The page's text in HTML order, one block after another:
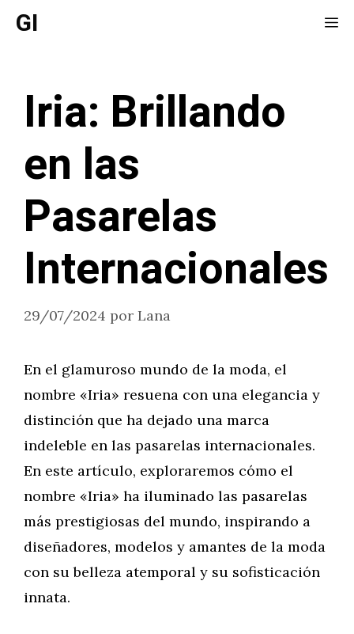
Saltar
GI
Iria: Brillando
en las
Pasarelas
Internacionales
29/07/2024 por Lana
En el glamuroso mundo de la moda, el
nombre «Iria» resuena con una elegancia y
distinción que ha dejado una marca
indeleble en las pasarelas internacionales.
En este artículo, exploraremos cómo el
nombre «Iria» ha iluminado las pasarelas
más prestigiosas del mundo, inspirando a
diseñadores, modelos y amantes de la moda
con su belleza atemporal y su sofisticación
innata.